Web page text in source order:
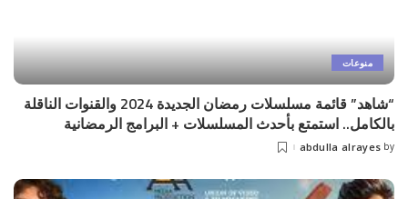
منوعات
“شاهد” قائمة مسلسلات رمضان الجديدة 2024 والقنوات الناقلة
بالكامل.. استمتع بأحدث المسلسلات + البرامج الرمضانية
Posted
by
abdulla alrayes